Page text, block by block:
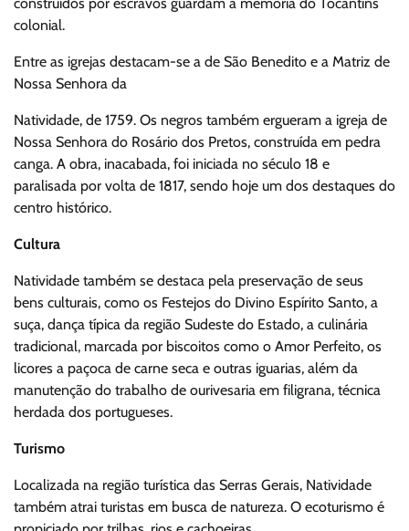
construídos por escravos guardam a memória do Tocantins
colonial.
Entre as igrejas destacam-se a de São Benedito e a Matriz de
Nossa Senhora da
Natividade, de 1759. Os negros também ergueram a igreja de
Nossa Senhora do Rosário dos Pretos, construída em pedra
canga. A obra, inacabada, foi iniciada no século 18 e
paralisada por volta de 1817, sendo hoje um dos destaques do
centro histórico.
Cultura
Natividade também se destaca pela preservação de seus
bens culturais, como os Festejos do Divino Espírito Santo, a
suça, dança típica da região Sudeste do Estado, a culinária
tradicional, marcada por biscoitos como o Amor Perfeito, os
licores a paçoca de carne seca e outras iguarias, além da
manutenção do trabalho de ourivesaria em filigrana, técnica
herdada dos portugueses.
Turismo
Localizada na região turística das Serras Gerais, Natividade
também atrai turistas em busca de natureza. O ecoturismo é